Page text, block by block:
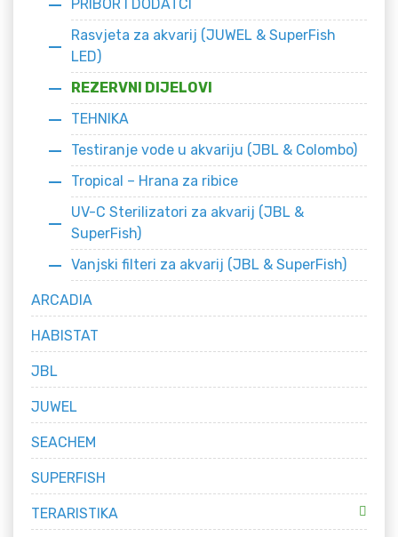
PRIBOR I DODATCI
Rasvjeta za akvarij (JUWEL & SuperFish
LED)
REZERVNI DIJELOVI
TEHNIKA
Testiranje vode u akvariju (JBL & Colombo)
Tropical – Hrana za ribice
UV-C Sterilizatori za akvarij (JBL &
SuperFish)
Vanjski filteri za akvarij (JBL & SuperFish)
ARCADIA
HABISTAT
JBL
JUWEL
SEACHEM
SUPERFISH
TERARISTIKA